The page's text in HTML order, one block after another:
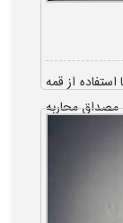
از قمه
مصداق محاربه
حبس از شش